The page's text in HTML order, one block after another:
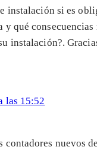
instalación si es
y qué
instalación?.
las 15:52
contadores nuevos